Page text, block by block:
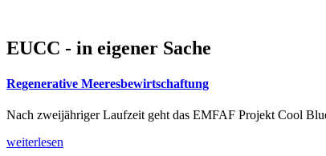
EUCC - in eigener Sache
Regenerative Meeresbewirtschaftung
Nach zweijähriger Laufzeit geht das EMFAF Projekt Cool
weiterlesen